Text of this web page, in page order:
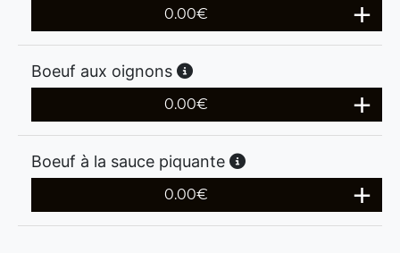
0.00€
Boeuf aux oignons
0.00€
Boeuf à la sauce piquante
0.00€